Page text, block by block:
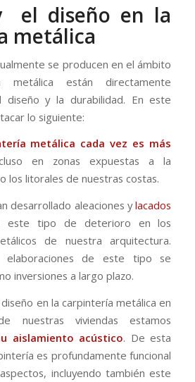
el diseño en la
metálica
se producen en el ámbito
están directamente
diseño y la durabilidad. En este
lo siguiente:
metálica cada vez es más
en zonas expuestas a la
los litorales de nuestras costas.
desarrollado aleaciones ylacados
este tipo de deterioro en los
de nuestra arquitectura.
elaboraciones de este tipo se
inversiones a largo plazo.
diseño en la carpintería metálica en
nuestras viviendas estamos
aislamiento acústico. De esta
es profundamente funcional
incluyendo también este